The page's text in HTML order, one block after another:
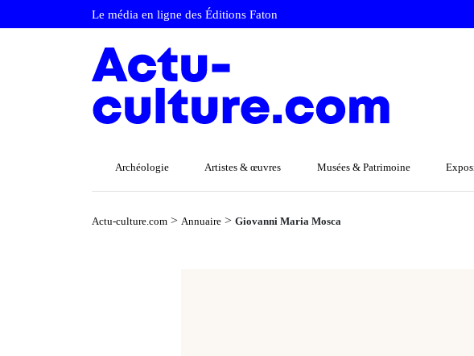
Le média en ligne des Éditions Faton
Archéologie Artistes & œuvres Musées & Patrimoine
Actu-culture.com > Annuaire > Giovanni Maria Mosca